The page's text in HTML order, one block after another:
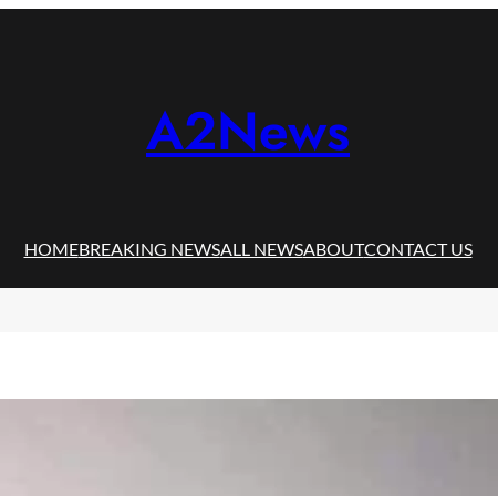
A2News
HOMEBREAKING NEWSALL NEWSABOUTCONTACT US